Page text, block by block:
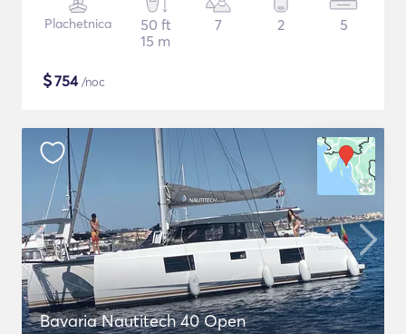
Plachetnica
50 ft
15 m
7 2 5
$754/noc
Bavaria Nautitech 40 Open